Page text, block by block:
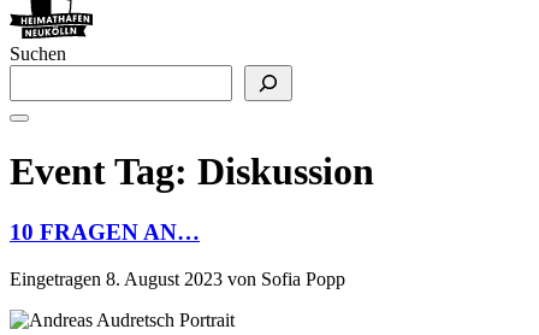
Suchen
Event Tag: Diskussion
10 FRAGEN AN…
Eingetragen 8. August 2023 von Sofia Popp